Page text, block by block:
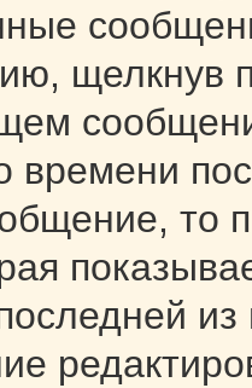
щелкнув
времени
то